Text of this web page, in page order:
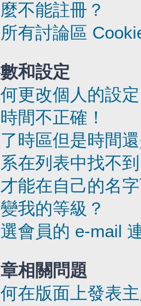
不能註冊？
所有討論區
和設定
更改個人的設
間不正確！
時區但是時間
在列表中找不
能在自己的名
我的等級？
會員的 e-mail
相關問題
在版面上發表